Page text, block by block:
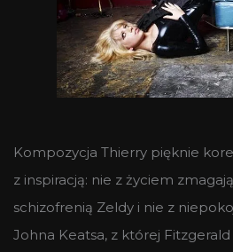
Kompozycja Thierry pięknie
z inspiracją: nie z życiem
schizofrenią Zeldy i nie z
Johna Keatsa, z której